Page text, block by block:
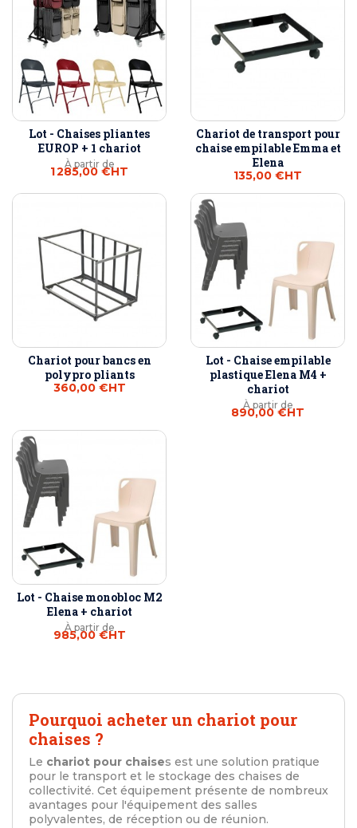
Lot - Chaises pliantes
EUROP + 1 chariot
À partir de
1 285,00 €HT
Chariot de transport pour
chaise empilable Emma et
Elena
135,00 €HT
Chariot pour bancs en
polypro pliants
360,00 €HT
Lot - Chaise empilable
plastique Elena M4 +
chariot
À partir de
890,00 €HT
Lot - Chaise monobloc M2
Elena + chariot
À partir de
985,00 €HT
Pourquoi acheter un chariot pour
chaises ?
Le chariot pour chaises est une solution pratique
pour le transport et le stockage des chaises de
collectivité. Cet équipement présente de nombreux
avantages pour l'équipement des salles
polyvalentes, de réception ou de réunion.